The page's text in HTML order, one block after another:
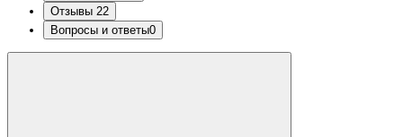
Отзывы 22
Вопросы и ответы0